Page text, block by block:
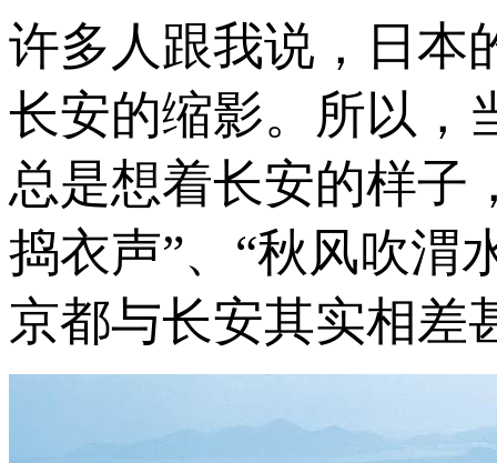
许多人跟我说，日本
长安的缩影。所以，
总是想着长安的样子
捣衣声”、“秋风吹渭
京都与长安其实相差